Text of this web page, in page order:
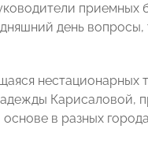
приемных
день
нестационарных
Карисаловой,
в разных